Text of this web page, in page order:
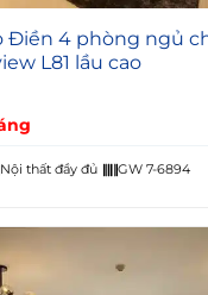
Điền 4 phòng ngủ
L81 lầu cao
Nội thất đầy đủ GW 7-6894